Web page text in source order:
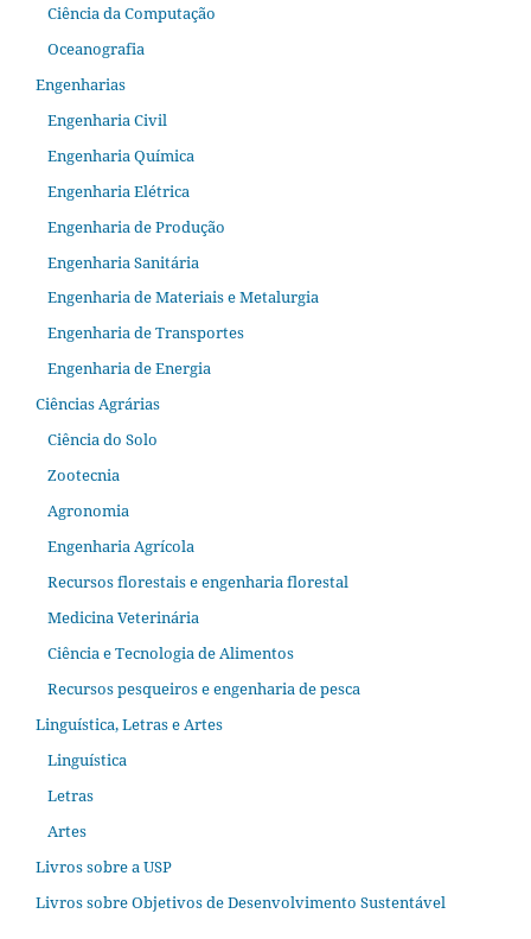
Ciência da Computação
Oceanografia
Engenharias
Engenharia Civil
Engenharia Química
Engenharia Elétrica
Engenharia de Produção
Engenharia Sanitária
Engenharia de Materiais e Metalurgia
Engenharia de Transportes
Engenharia de Energia
Ciências Agrárias
Ciência do Solo
Zootecnia
Agronomia
Engenharia Agrícola
Recursos florestais e engenharia florestal
Medicina Veterinária
Ciência e Tecnologia de Alimentos
Recursos pesqueiros e engenharia de pesca
Linguística, Letras e Artes
Linguística
Letras
Artes
Livros sobre a USP
Livros sobre Objetivos de Desenvolvimento Sustentável